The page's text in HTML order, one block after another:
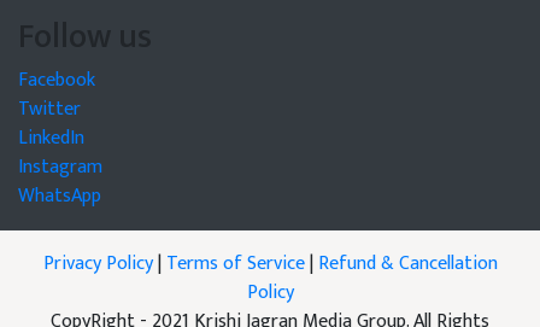
Follow us
Facebook
Twitter
LinkedIn
Instagram
WhatsApp
Privacy Policy|Terms of Service|Refund & Cancellation
Policy